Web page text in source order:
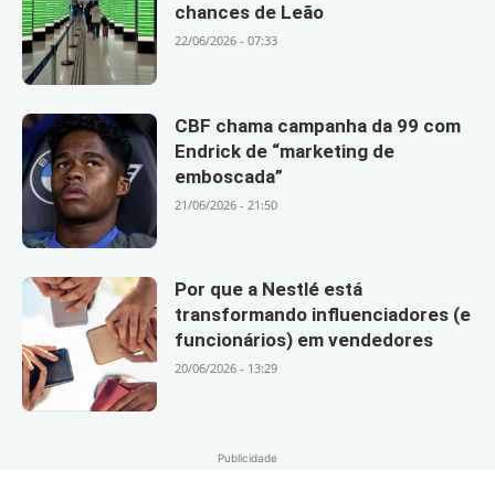
chances de Leão
22/06/2026 - 07:33
CBF chama campanha da 99 com
Endrick de “marketing de
emboscada”
21/06/2026 - 21:50
Por que a Nestlé está
transformando influenciadores (e
funcionários) em vendedores
20/06/2026 - 13:29
Publicidade